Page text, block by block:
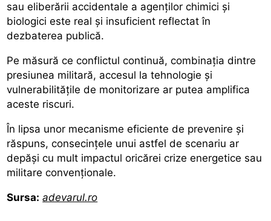
sau eliberării accidentale a agenților chimici și
biologici este real și insuficient reflectat în
dezbaterea publică.
Pe măsură ce conflictul continuă, combinația dintre
presiunea militară, accesul la tehnologie și
vulnerabilitățile de monitorizare ar putea amplifica
aceste riscuri.
În lipsa unor mecanisme eficiente de prevenire și
răspuns, consecințele unui astfel de scenariu ar
depăși cu mult impactul oricărei crize energetice sau
militare convenționale.
Sursa: adevarul.ro